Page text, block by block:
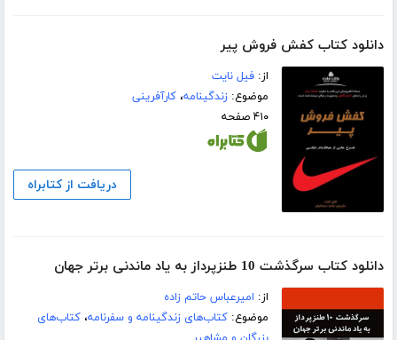
دانلود کتاب کفش فروش پیر
از:فیل نایت
موضوع:زندگینامه،کارآفرینی
۴۱۰ صفحه
دریافت از کتابراه
دانلود کتاب سرگذشت 10 طنزپرداز به یاد ماندنی برتر جهان
از: امیرعباس حاتم زاده
موضوع:کتاب‌های زندگینامه و سفرنامه،کتاب‌های